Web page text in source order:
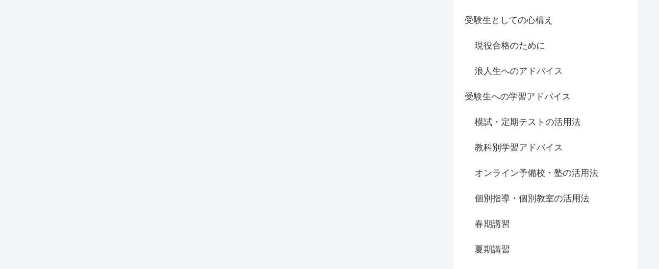
受験生としての心構え
現役合格のために
浪人生へのアドバイス
受験生への学習アドバイス
模試・定期テストの活用法
教科別学習アドバイス
オンライン予備校・塾の活用法
個別指導・個別教室の活用法
春期講習
夏期講習